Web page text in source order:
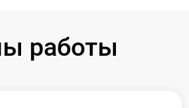
работы